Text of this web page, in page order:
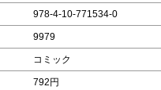
978-4-10-771534-0
9979
コミック
792円